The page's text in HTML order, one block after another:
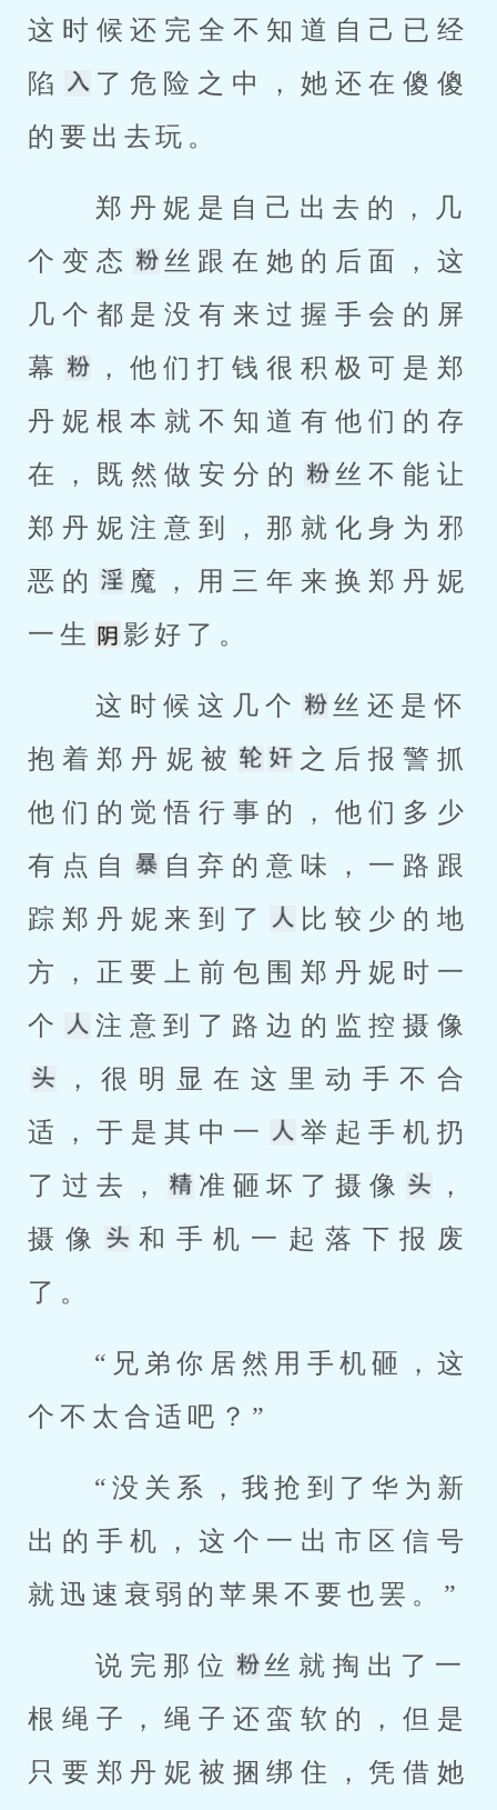
这时候还完全不知道自己已经
陷
了危险之中，她还在傻傻
的要出去玩。
个变态
丝跟在她的后面，这
几个都是没有来过握手会的屏
幕
，他们打钱很积极可是郑
丹妮根本就不知道有他们的存
在，既然做安分的
丝不能让
郑丹妮注意到，那就化身为邪
恶的
魔，用三年来换郑丹妮
一生
影好了。
这时候这几个
丝还是怀
抱着郑丹妮被
之后报警抓
他们的觉悟行事的，他们多少
有点自
自弃的意味，一路跟
踪郑丹妮来到了
比较少的地
方，正要上前包围郑丹妮时一
个
注意到了路边的监控摄像
，很明显在这里动手不合
适，于是其中一
举起手机扔
了过去，
准砸坏了摄像
，
摄像
和手机一起落下报废
了。
个不太合适吧？”
出的手机，这个一出市区信号
说完那位
丝就掏出了一
根绳子，绳子还蛮软的，但是
只要郑丹妮被捆绑住，凭借她